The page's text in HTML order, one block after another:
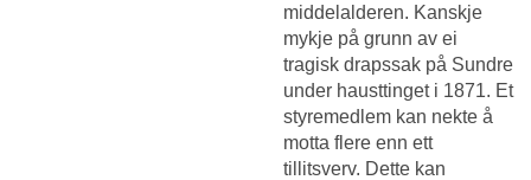
middelalderen. Kanskje
mykje på grunn av ei
tragisk drapssak på Sundre
under hausttinget i 1871. Et
styremedlem kan nekte å
motta flere enn ett
tillitsverv. Dette kan